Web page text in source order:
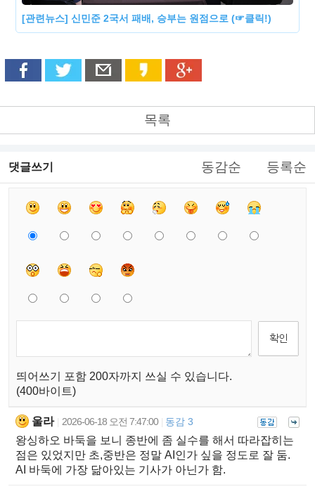
[관련뉴스] 신민준 2국서 패배, 승부는 원점으로 (☞클릭!)
목록
댓글쓰기 동감순 등록순
띄어쓰기 포함 200자까지 쓰실 수 있습니다.
(400바이트)
울라 2026-06-18 오전 7:47:00 동감 3
왕싱하오 바둑을 보니 종반에 좀 실수를 해서 따라잡히는
점은 있었지만 초,중반은 정말 AI인가 싶을 정도로 잘 둠.
AI 바둑에 가장 닮아있는 기사가 아닌가 함.